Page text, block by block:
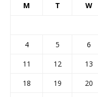
M T W
4
5 6
11
12 13
18
19 20